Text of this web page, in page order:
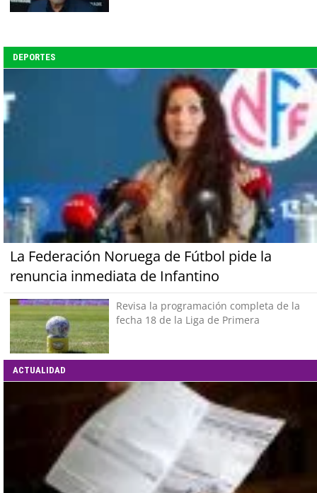
DEPORTES
La Federación Noruega de Fútbol pide la
renuncia inmediata de Infantino
Revisa la programación completa de la
fecha 18 de la Liga de Primera
ACTUALIDAD